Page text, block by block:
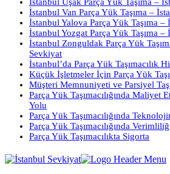
İstanbul Uşak Parça Yük Taşıma –
İstanbul Van Parça Yük Taşıma –
İstanbul Yalova Parça Yük Taşıma
İstanbul Yozgat Parça Yük Taşıma
İstanbul Zonguldak Parça Yük
Sevkiyat
İstanbul’da Parça Yük Taşımacılık
Küçük İşletmeler İçin Parça Yük
Müşteri Memnuniyeti ve Parsiyel
Parça Yük Taşımacılığında Maliyet
Yolu
Parça Yük Taşımacılığında
Parça Yük Taşımacılığında
Parça Yük Taşımacılıkta Sigorta